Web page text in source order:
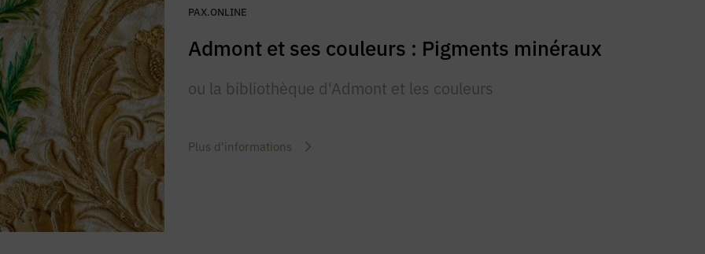
PAX.ONLINE
Admont et ses couleurs : Pigments minéraux
ou la bibliothèque d'Admont et les couleurs
Plus d'informations